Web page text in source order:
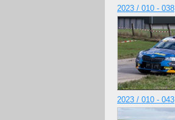
2023 / 010 - 038
2023 / 010 - 043